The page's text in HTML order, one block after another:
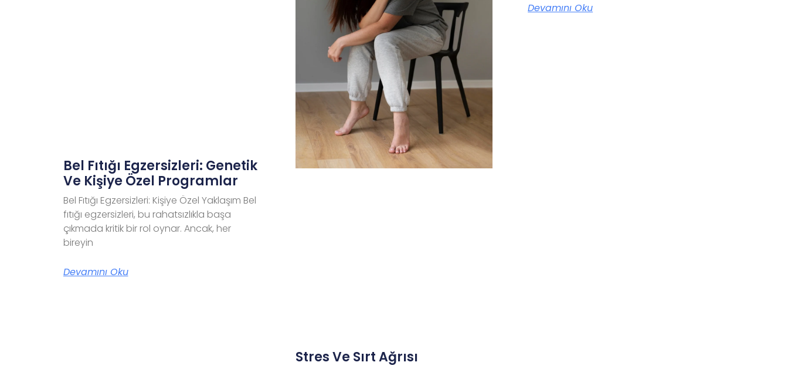
Bel Fıtığı Egzersizleri: Genetik
Ve Kişiye Özel Programlar
Bel Fıtığı Egzersizleri: Kişiye Özel Yaklaşım Bel
fıtığı egzersizleri, bu rahatsızlıkla başa
çıkmada kritik bir rol oynar. Ancak, her
bireyin
Devamını Oku
Stres Ve Sırt Ağrısı
Devamını Oku